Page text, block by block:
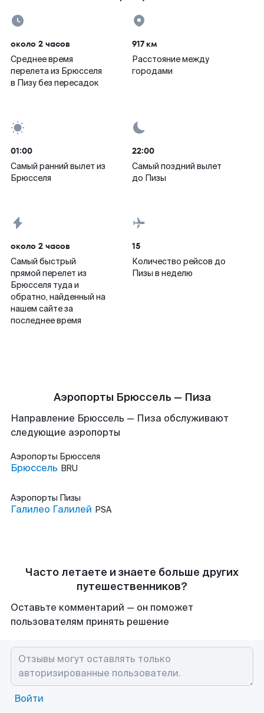
около 2 часов
Среднее время
перелета из Брюсселя
в Пизу без пересадок
917 км
Расстояние между
городами
01:00
Самый ранний вылет из
Брюсселя
22:00
Самый поздний вылет
до Пизы
около 2 часов
Самый быстрый
прямой перелет из
Брюсселя туда и
обратно, найденный на
нашем сайте за
последнее время
15
Количество рейсов до
Пизы в неделю
Аэропорты Брюссель — Пиза
Направление Брюссель — Пиза обслуживают
следующие аэропорты
Аэропорты Брюсселя
Брюссель BRU
Аэропорты Пизы
Галилео Галилей PSA
Часто летаете и знаете больше других
путешественников?
Оставьте комментарий — он поможет
пользователям принять решение
Войти